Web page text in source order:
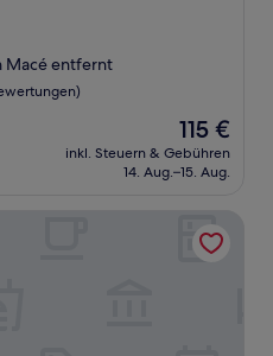
Macé entfernt
Der
Preis
beträgt
115 €
inkl. Steuern & Gebühren
14. Aug.–15. Aug.